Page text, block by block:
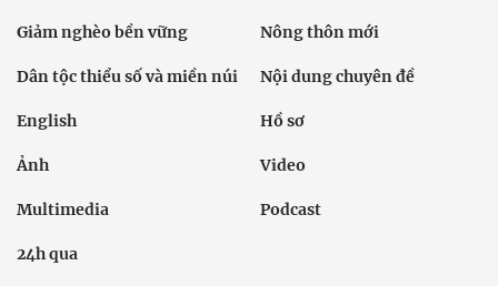
Giảm nghèo bền vững Nông thôn mới
Dân tộc thiểu số và miền núi Nội dung chuyên đề
English Hồ sơ
Ảnh Video
Multimedia Podcast
24h qua